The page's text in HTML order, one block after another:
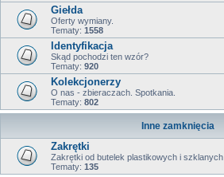
Giełda
Oferty wymiany.
Tematy: 1558
Identyfikacja
Skąd pochodzi ten wzór?
Tematy: 920
Kolekcjonerzy
O nas - zbieraczach. Spotkania.
Tematy: 802
Inne zamknięcia
Zakrętki
Zakrętki od butelek plastikowych i szklanych
Tematy: 135